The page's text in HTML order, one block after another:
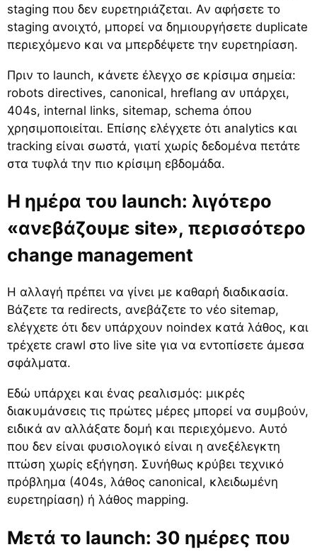
staging που δεν ευρετηριάζεται. Αν αφήσετε το
staging ανοιχτό, μπορεί να δημιουργήσετε duplicate
περιεχόμενο και να μπερδέψετε την ευρετηρίαση.
Πριν το launch, κάνετε έλεγχο σε κρίσιμα σημεία:
robots directives, canonical, hreflang αν υπάρχει,
404s, internal links, sitemap, schema όπου
χρησιμοποιείται. Επίσης ελέγχετε ότι analytics και
tracking είναι σωστά, γιατί χωρίς δεδομένα πετάτε
στα τυφλά την πιο κρίσιμη εβδομάδα.
Η ημέρα του launch: λιγότερο
«ανεβάζουμε site», περισσότερο
change management
Η αλλαγή πρέπει να γίνει με καθαρή διαδικασία.
Βάζετε τα redirects, ανεβάζετε το νέο sitemap,
ελέγχετε ότι δεν υπάρχουν noindex κατά λάθος, και
τρέχετε crawl στο live site για να εντοπίσετε άμεσα
σφάλματα.
Εδώ υπάρχει και ένας ρεαλισμός: μικρές
διακυμάνσεις τις πρώτες μέρες μπορεί να συμβούν,
ειδικά αν αλλάξατε δομή και περιεχόμενο. Αυτό
που δεν είναι φυσιολογικό είναι η ανεξέλεγκτη
πτώση χωρίς εξήγηση. Συνήθως κρύβει τεχνικό
πρόβλημα (404s, λάθος canonical, κλειδωμένη
ευρετηρίαση) ή λάθος mapping.
Μετά το launch: 30 ημέρες που